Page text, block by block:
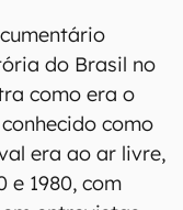
do Brasil no
como era o
como
era ao ar livre,
e 1980, com